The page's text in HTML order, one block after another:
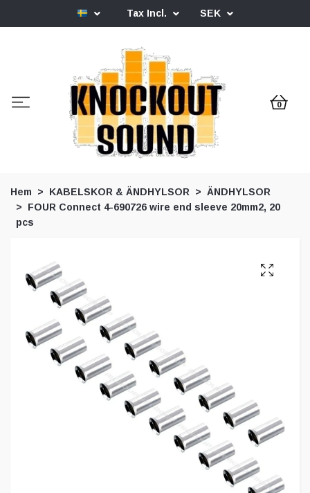
Tax Incl. SEK
0
Hem KABELSKOR & ÄNDHYLSOR
ÄNDHYLSOR
FOUR Connect 4-690726 wire end sleeve 20mm2, 20
pcs